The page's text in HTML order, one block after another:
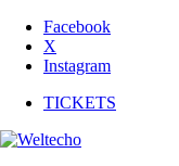
Facebook
X
Instagram
TICKETS